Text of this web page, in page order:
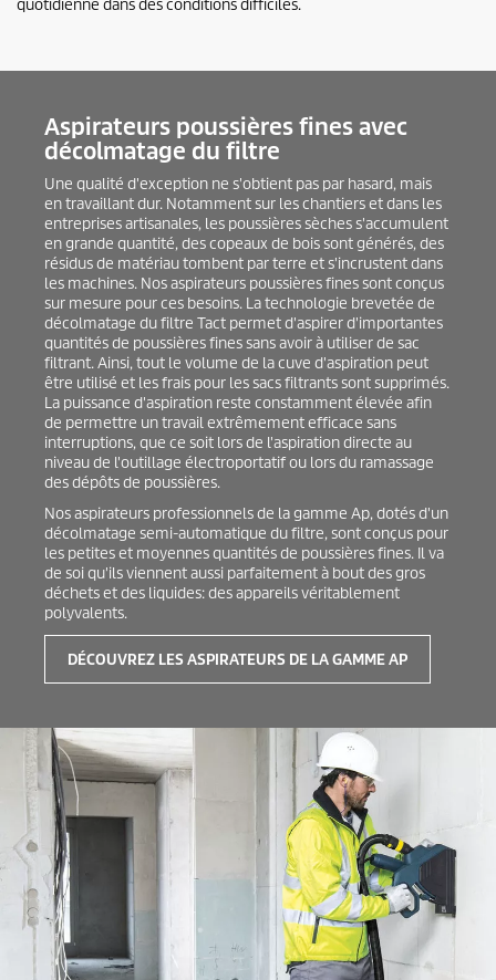
quotidienne dans des conditions difficiles.
Aspirateurs poussières fines avec
décolmatage du filtre
Une qualité d'exception ne s'obtient pas par hasard, mais
en travaillant dur. Notamment sur les chantiers et dans les
entreprises artisanales, les poussières sèches s'accumulent
en grande quantité, des copeaux de bois sont générés, des
résidus de matériau tombent par terre et s'incrustent dans
les machines. Nos aspirateurs poussières fines sont conçus
sur mesure pour ces besoins. La technologie brevetée de
décolmatage du filtre Tact permet d'aspirer d'importantes
quantités de poussières fines sans avoir à utiliser de sac
filtrant. Ainsi, tout le volume de la cuve d'aspiration peut
être utilisé et les frais pour les sacs filtrants sont supprimés.
La puissance d'aspiration reste constamment élevée afin
de permettre un travail extrêmement efficace sans
interruptions, que ce soit lors de l'aspiration directe au
niveau de l'outillage électroportatif ou lors du ramassage
des dépôts de poussières.
Nos aspirateurs professionnels de la gamme Ap, dotés d'un
décolmatage semi-automatique du filtre, sont conçus pour
les petites et moyennes quantités de poussières fines. Il va
de soi qu'ils viennent aussi parfaitement à bout des gros
déchets et des liquides: des appareils véritablement
polyvalents.
DÉCOUVREZ LES ASPIRATEURS DE LA GAMME AP